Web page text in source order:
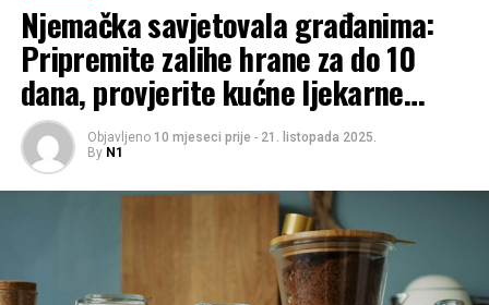
Njemačka savjetovala građanima:
Pripremite zalihe hrane za do 10
dana, provjerite kućne ljekarne…
Objavljeno 10 mjeseci prije - 21. listopada 2025.
By N1